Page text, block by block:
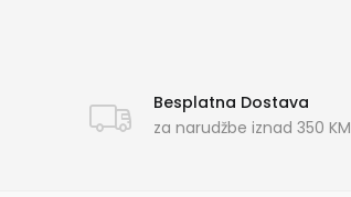
Besplatna Dostava
za narudžbe iznad 350 KM